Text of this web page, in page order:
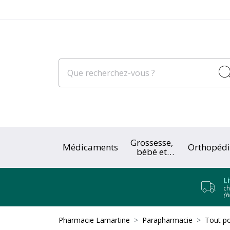
Médicaments Grossesse,
bébé et
Pharmacie Lamartine Parapharmacie Tout